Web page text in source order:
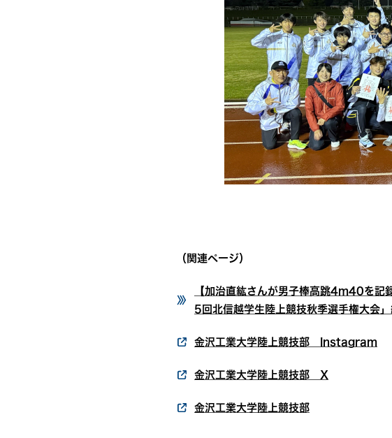
（関連ページ）
【加治直紘さんが男子棒高跳4m40を
5回北信越学生陸上競技秋季選手権大
金沢工業大学陸上競技部 Instagram
金沢工業大学陸上競技部 X
金沢工業大学陸上競技部